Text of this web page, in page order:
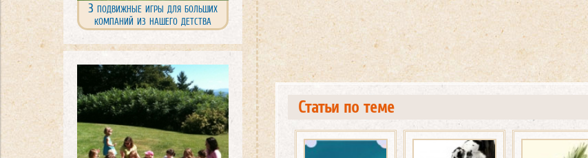
3 подвижные игры для больших
компаний из нашего детства
Статьи по теме